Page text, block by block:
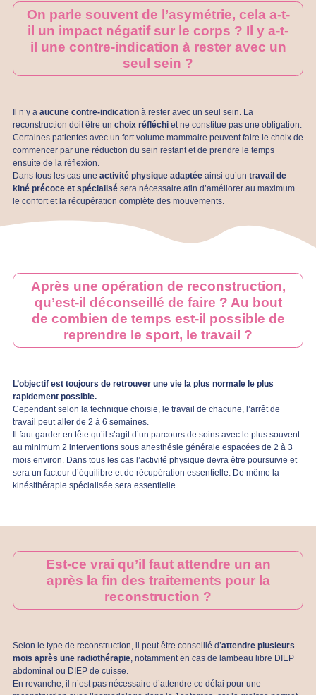
On parle souvent de l’asymétrie, cela a-t-
il un impact négatif sur le corps ? Il y a-t-
il une contre-indication à rester avec un
seul sein ?
Il n’y a aucune contre-indication à rester avec un seul sein. La
reconstruction doit être un choix réfléchi et ne constitue pas une obligation.
Certaines patientes avec un fort volume mammaire peuvent faire le choix de
commencer par une réduction du sein restant et de prendre le temps
ensuite de la réflexion.
Dans tous les cas une activité physique adaptée ainsi qu’un travail de
kiné précoce et spécialisé sera nécessaire afin d’améliorer au maximum
le confort et la récupération complète des mouvements.
Après une opération de reconstruction,
qu’est-il déconseillé de faire ? Au bout
de combien de temps est-il possible de
reprendre le sport, le travail ?
L’objectif est toujours de retrouver une vie la plus normale le plus
rapidement possible.
Cependant selon la technique choisie, le travail de chacune, l’arrêt de
travail peut aller de 2 à 6 semaines.
Il faut garder en tête qu’il s’agit d’un parcours de soins avec le plus souvent
au minimum 2 interventions sous anesthésie générale espacées de 2 à 3
mois environ. Dans tous les cas l’activité physique devra être poursuivie et
sera un facteur d’équilibre et de récupération essentielle. De même la
kinésithérapie spécialisée sera essentielle.
Est-ce vrai qu’il faut attendre un an
après la fin des traitements pour la
reconstruction ?
Selon le type de reconstruction, il peut être conseillé d’attendre plusieurs
mois après une radiothérapie, notamment en cas de lambeau libre DIEP
abdominal ou DIEP de cuisse.
En revanche, il n’est pas nécessaire d’attendre ce délai pour une